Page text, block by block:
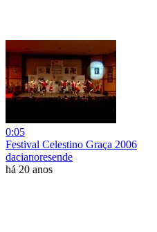
0:05
Festival Celestino Graça 2006
dacianoresende
há 20 anos